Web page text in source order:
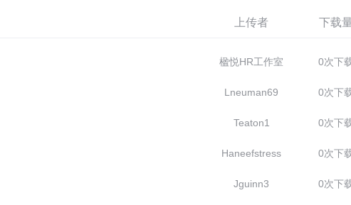
上传者 下载
楹悦HR工作室 0次下
Lneuman69 0次下
Teaton1 0次下
Haneefstress 0次下
Jguinn3 0次下